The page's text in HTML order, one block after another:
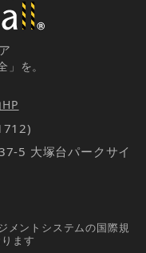
を。
5 大塚台パークサイ
メントシステムの国際規
ます